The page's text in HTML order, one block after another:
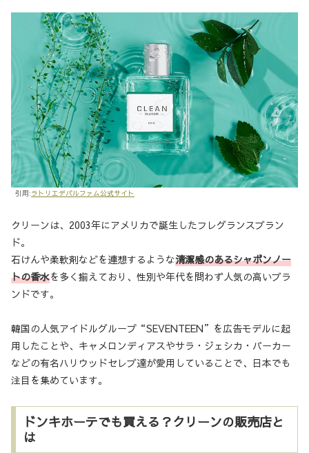
引用:ラトリエデパルファム公式サイト
クリーンは、2003年にアメリカで誕生したフレグランスブラン
ド。
石けんや柔軟剤などを連想するような清潔感のあるシャボンノー
トの香水を多く揃えており、性別や年代を問わず人気の高いブラ
ンドです。
韓国の人気アイドルグループ“SEVENTEEN”を広告モデルに起
用したことや、キャメロンディアスやサラ・ジェシカ・パーカー
などの有名ハリウッドセレブ達が愛用していることで、日本でも
注目を集めています。
ドンキホーテでも買える？クリーンの販売店と
は